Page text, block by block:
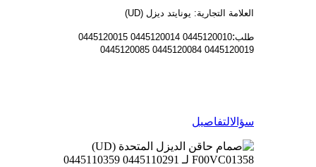
العلامة التجارية: يونايتد ديزل (UD)
طلب:
0445120010 0445120014 0445120015
0445120019 0445120084 0445120085
سؤالالتفاصيل